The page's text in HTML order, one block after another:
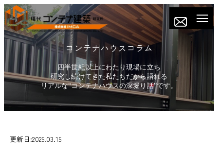
コンテナハウスコラム
四半世紀以上にわたり現場に立ち
研究し続けてきた私たちだから語れる
リアルな“コンテナハウスの深堀り話”です。
更新日:2025.03.15